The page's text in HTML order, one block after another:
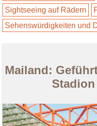
Sightseeing auf Rädern
Sehenswürdigkeiten und
Mailand: